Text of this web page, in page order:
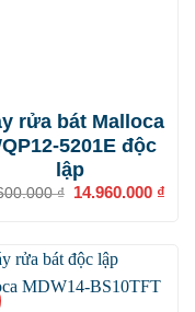
rửa bát Malloca
5201E độc
lập
₫
Giá
14.960.000 ₫